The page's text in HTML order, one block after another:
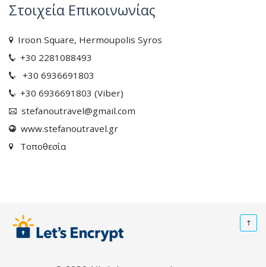
Στοιχεία Επικοινωνίας
Iroon Square, Hermoupolis Syros
+30 2281088493
+30 6936691803
+30 6936691803 (Viber)
stefanoutravel@gmail.com
www.stefanoutravel.gr
Τοποθεσία